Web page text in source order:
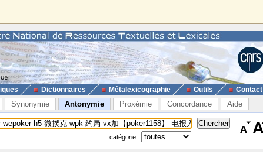
Dictionnaires Métalexicographie Outils Contact
Synonymie Antonymie Proxémie Concordance Aide
catégorie :